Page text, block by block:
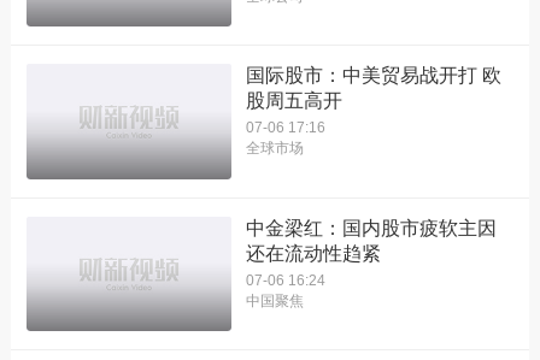
国际股市：中美贸易战开打 欧
股周五高开
07-06 17:16
全球市场
中金梁红：国内股市疲软主因
还在流动性趋紧
07-06 16:24
中国聚焦